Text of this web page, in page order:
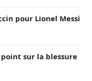
pour Lionel Messi
sur la blessure